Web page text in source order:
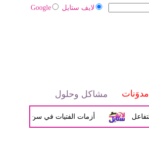
لايف ستايل Google
مدوَنات مشاكل وحلول
أزمات الفتيات في سن المراهقة بين